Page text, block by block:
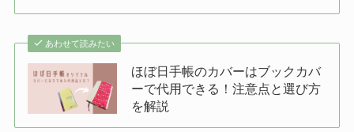
あわせて読みたい
ほぼ日手帳のカバーはブックカバ
ーで代用できる！注意点と選び方
を解説